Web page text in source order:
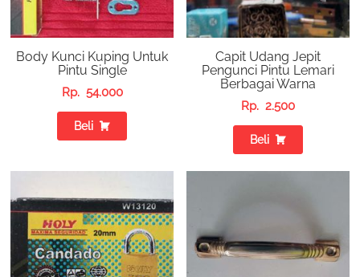
Body Kunci Kuping Untuk
Pintu Single
Rp. 54.000
Beli
Capit Udang Jepit
Pengunci Pintu Lemari
Berbagai Warna
Rp. 2.500
Beli